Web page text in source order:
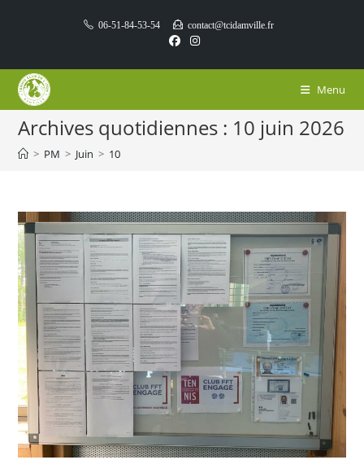
06-51-84-53-54 contact@tcidamville.fr
Menu
Archives quotidiennes : 10 juin 2026
> PM > Juin > 10